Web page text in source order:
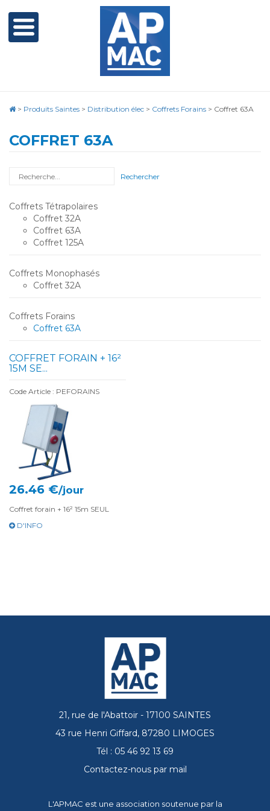
> Produits Saintes > Distribution élec > Coffrets Forains > Coffret 63A
COFFRET 63A
Rechercher
Coffrets Tétrapolaires
Coffret 32A
Coffret 63A
Coffret 125A
Coffrets Monophasés
Coffret 32A
Coffrets Forains
Coffret 63A
COFFRET FORAIN + 16²
15M SE...
Code Article : PEFORAINS
26.46 €/jour
Coffret forain + 16² 15m SEUL
D'INFO
21, rue de l'Abattoir - 17100 SAINTES
43 rue Henri Giffard, 87280 LIMOGES
Tél : 05 46 92 13 69
Contactez-nous par mail
L'APMAC est une association soutenue par la